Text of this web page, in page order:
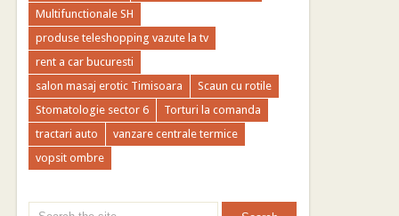
Multifunctionale SH
produse teleshopping vazute la tv
rent a car bucuresti
salon masaj erotic Timisoara
Scaun cu rotile
Stomatologie sector 6
Torturi la comanda
tractari auto
vanzare centrale termice
vopsit ombre